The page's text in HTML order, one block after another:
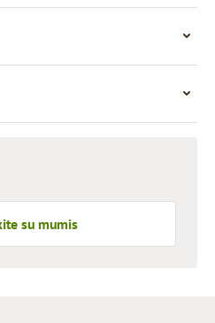
su mumis